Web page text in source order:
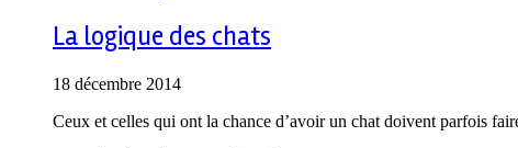
La logique des chats
18 décembre 2014
Ceux et celles qui ont la chance d’avoir un chat doivent parfois